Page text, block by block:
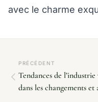
avec le charme
PRÉCÉDENT
Tendances de
dans les changements